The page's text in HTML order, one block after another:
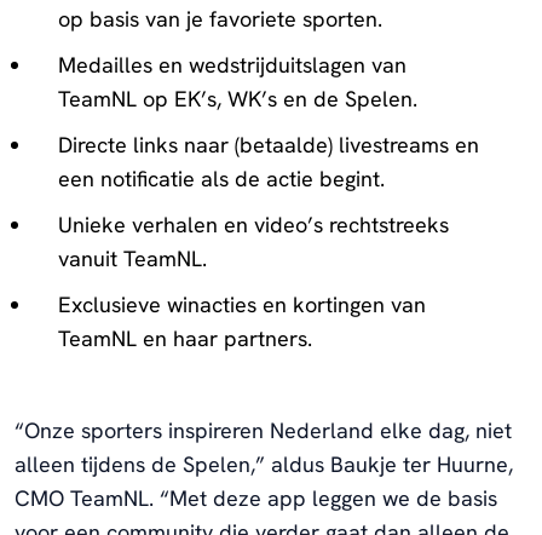
op basis van je favoriete sporten.
Medailles en wedstrijduitslagen van
TeamNL op EK’s, WK’s en de Spelen.
Directe links naar (betaalde) livestreams en
een notificatie als de actie begint.
Unieke verhalen en video’s rechtstreeks
vanuit TeamNL.
Exclusieve winacties en kortingen van
TeamNL en haar partners.
“Onze sporters inspireren Nederland elke dag, niet
alleen tijdens de Spelen,” aldus Baukje ter Huurne,
CMO TeamNL. “Met deze app leggen we de basis